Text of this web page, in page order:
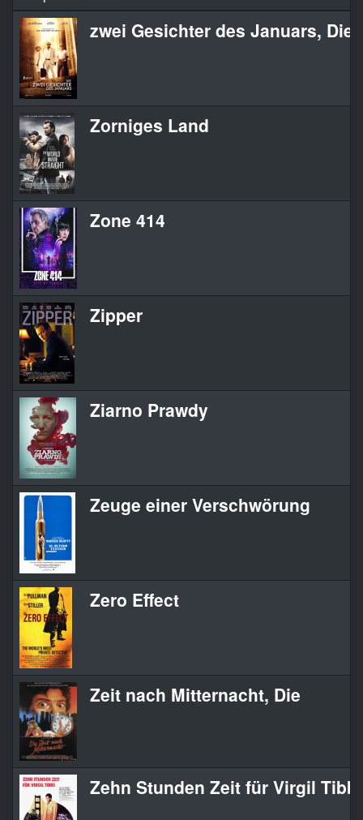
zwei Gesichter des Januars, Die
Zorniges Land
Zone 414
Zipper
Ziarno Prawdy
Zeuge einer Verschwörung
Zero Effect
Zeit nach Mitternacht, Die
Zehn Stunden Zeit für Virgil